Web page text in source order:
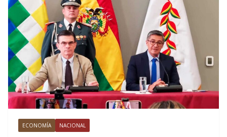
ECONOMÍA NACIONAL